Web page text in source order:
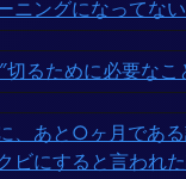
ニングになってな
るために必要なこ
、あと○ヶ月であ
ビにすると言われ